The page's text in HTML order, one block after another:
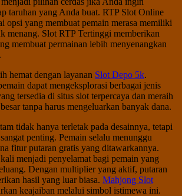
taruhan yang Anda buat. RTP Slot Online
opsi yang membuat pemain merasa memiliki
menang. Slot RTP Tertinggi memberikan
membuat permainan lebih menyenangkan
hemat dengan layanan Slot Depo 5k.
dapat mengeksplorasi berbagai jenis
tersedia di situs slot terpercaya dan meraih
tanpa harus mengeluarkan banyak dana.
tidak hanya terletak pada desainnya, tetapi
penting. Pemain selalu menunggu
fitur putaran gratis yang ditawarkannya.
menjadi penyelamat bagi pemain yang
Dengan multiplier yang aktif, putaran
hasil yang luar biasa. Mahjong Slot
keajaiban melalui simbol istimewa ini.